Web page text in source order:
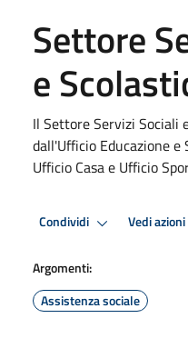
Settore
e
Il Settore Servizi Sociali
dall'Ufficio Educazione e
Ufficio Casa e Ufficio
Condividi Vedi azioni
Argomenti:
Assistenza sociale